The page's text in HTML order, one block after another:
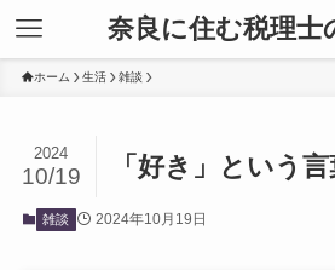
奈良に住む税理士
ホーム 生活 雑談
「好き」という
2024
10/19
雑談 2024年10月19日